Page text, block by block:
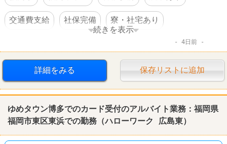
交通費支給 社保完備 寮・社宅あり
賞与あり
転勤なし
続きを表示
4日前
詳細をみる 保存リストに追加
ゆめタウン博多でのカード受付のアルバイト業務：福岡県
福岡市東区東浜での勤務（ハローワーク 広島東）